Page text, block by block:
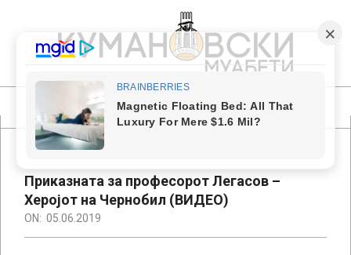
content
КУМАНОВСКИ
МУАБЕТИ
Primary
Navigation
Приказната за професорот Легасов –
Херојот на Чернобил (ВИДЕО)
ON: 05.06.2019